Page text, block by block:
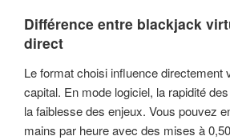
Différence entre blackjack
direct
Le format choisi influence directement
capital. En mode logiciel, la rapidité
la faiblesse des enjeux. Vous pouvez
mains par heure avec des mises à